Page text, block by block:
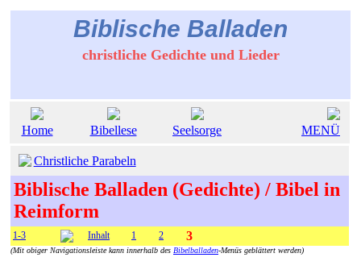
Biblische Balladen
christliche Gedichte und Lieder
Home Bibellese Seelsorge MENÜ
Christliche Parabeln
Biblische Balladen (Gedichte) / Bibel in
Reimform
1-3 Inhalt 1 2 3
(Mit obiger Navigationsleiste kann innerhalb des Bibelballaden-Menüs geblättert werden)